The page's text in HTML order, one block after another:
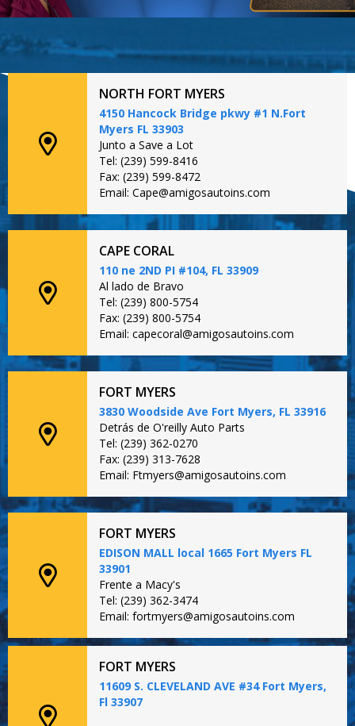
NORTH FORT MYERS
4150 Hancock Bridge pkwy #1 N.Fort
Myers FL 33903
Junto a Save a Lot
Tel: (239) 599-8416
Fax: (239) 599-8472
Email: Cape@amigosautoins.com
CAPE CORAL
110 ne 2ND PI #104, FL 33909
Al lado de Bravo
Tel: (239) 800-5754
Fax: (239) 800-5754
Email: capecoral@amigosautoins.com
FORT MYERS
3830 Woodside Ave Fort Myers, FL 33916
Detrás de O'reilly Auto Parts
Tel: (239) 362-0270
Fax: (239) 313-7628
Email: Ftmyers@amigosautoins.com
FORT MYERS
EDISON MALL local 1665 Fort Myers FL
33901
Frente a Macy's
Tel: (239) 362-3474
Email: fortmyers@amigosautoins.com
FORT MYERS
11609 S. CLEVELAND AVE #34 Fort Myers,
Fl 33907